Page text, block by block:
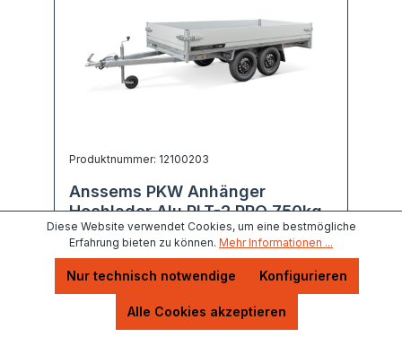
Produktnummer: 12100203
Anssems PKW Anhänger
Hochlader Alu PLT-2 PRO 750kg,
Ladefläche 3,30 x 1,80 m
ungebremst, Tademachsen
Diese Website verwendet Cookies, um eine bestmögliche
Erfahrung bieten zu können. Mehr Informationen ...
Nur technisch notwendige Konfigurieren
Alle Cookies akzeptieren